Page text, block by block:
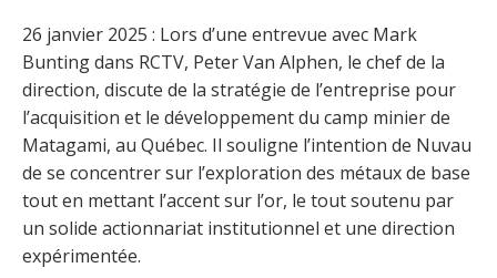
26 janvier 2025 : Lors d’une entrevue avec Mark
Bunting dans RCTV, Peter Van Alphen, le chef de la
direction, discute de la stratégie de l’entreprise pour
l’acquisition et le développement du camp minier de
Matagami, au Québec. Il souligne l’intention de Nuvau
de se concentrer sur l’exploration des métaux de base
tout en mettant l’accent sur l’or, le tout soutenu par
un solide actionnariat institutionnel et une direction
expérimentée.